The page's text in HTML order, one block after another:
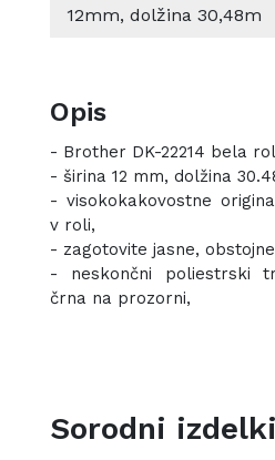
12mm, dolžina 30,48m
Opis
- Brother DK-22214 bela
- širina 12 mm, dolžina
- visokokakovostne
v roli,
- zagotovite jasne,
- neskončni poliestrski
črna na prozorni,
Sorodni izdelki